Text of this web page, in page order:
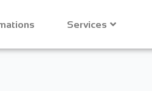
Services